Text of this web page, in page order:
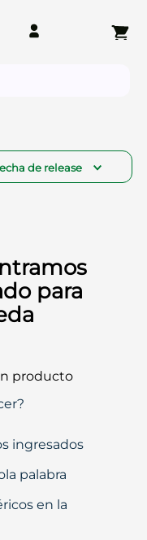
de release
producto
ingresados
palabra
en la